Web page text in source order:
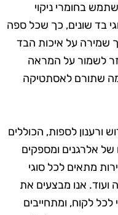
בחומרי ניקוי
בד שונים, כך שכל ספה
שמירה על איכות הבד
לשמור על המראה
שתורם לאסתטיקה
ורענון לספות, הכוללים
של אלרגנים ומספקים
מתאים לכל סוגי
ועוד. אנו מבצעים את
לקוח, ומתחייבים